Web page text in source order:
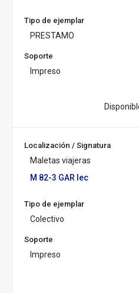
Tipo de ejemplar
PRESTAMO
Soporte
Impreso
Localización / Signatura
Maletas viajeras
M 82-3 GAR lec
Tipo de ejemplar
Colectivo
Soporte
Impreso